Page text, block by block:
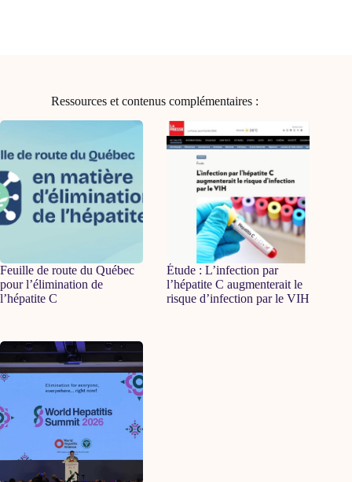
Ressources et contenus complémentaires :
Feuille de route du Québec
pour l’élimination de
l’hépatite C
Étude : L’infection par
l’hépatite C augmenterait le
risque d’infection par le VIH